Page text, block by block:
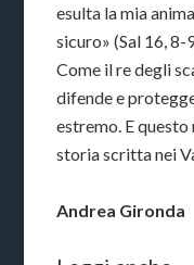
esulta la mia
sicuro» (Sal 16, 8-
Come il re degli
difende e
estremo. E questo
storia scritta nei
Andrea Gironda